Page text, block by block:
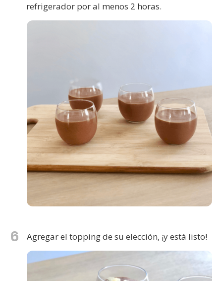
refrigerador por al menos 2 horas.
6 Agregar el topping de su elección, ¡y está listo!